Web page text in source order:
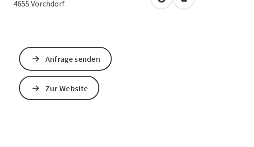
4655 Vorchdorf in Google Maps öffnen
in Apple Maps
Anfrage senden
Zur Website